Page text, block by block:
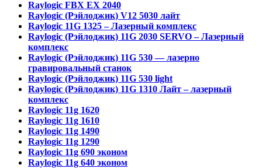
Raylogic FBX EX 2040
Raylogic (Рэйлоджик) V12 5030 лайт
Raylogic 11G 1325 – Лазерный комплекс
Raylogic (Рэйлоджик) 11G 2030 SERVO – Лазерный
комплекс
Raylogic (Рэйлоджик) 11G 530 — лазерно
гравировальный станок
Raylogic (Рэйлоджик) 11G 530 light
Raylogic (Рэйлоджик) 11G 1310 Лайт – лазерный
комплекс
Raylogic 11g 1620
Raylogic 11g 1610
Raylogic 11g 1490
Raylogic 11g 1290
Raylogic 11g 690 эконом
Raylogic 11g 640 эконом